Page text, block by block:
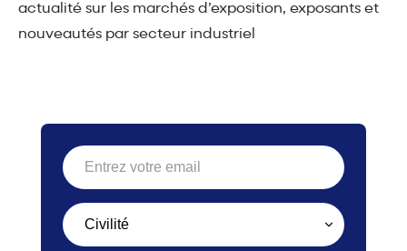
actualité sur les marchés d’exposition, exposants et
nouveautés par secteur industriel